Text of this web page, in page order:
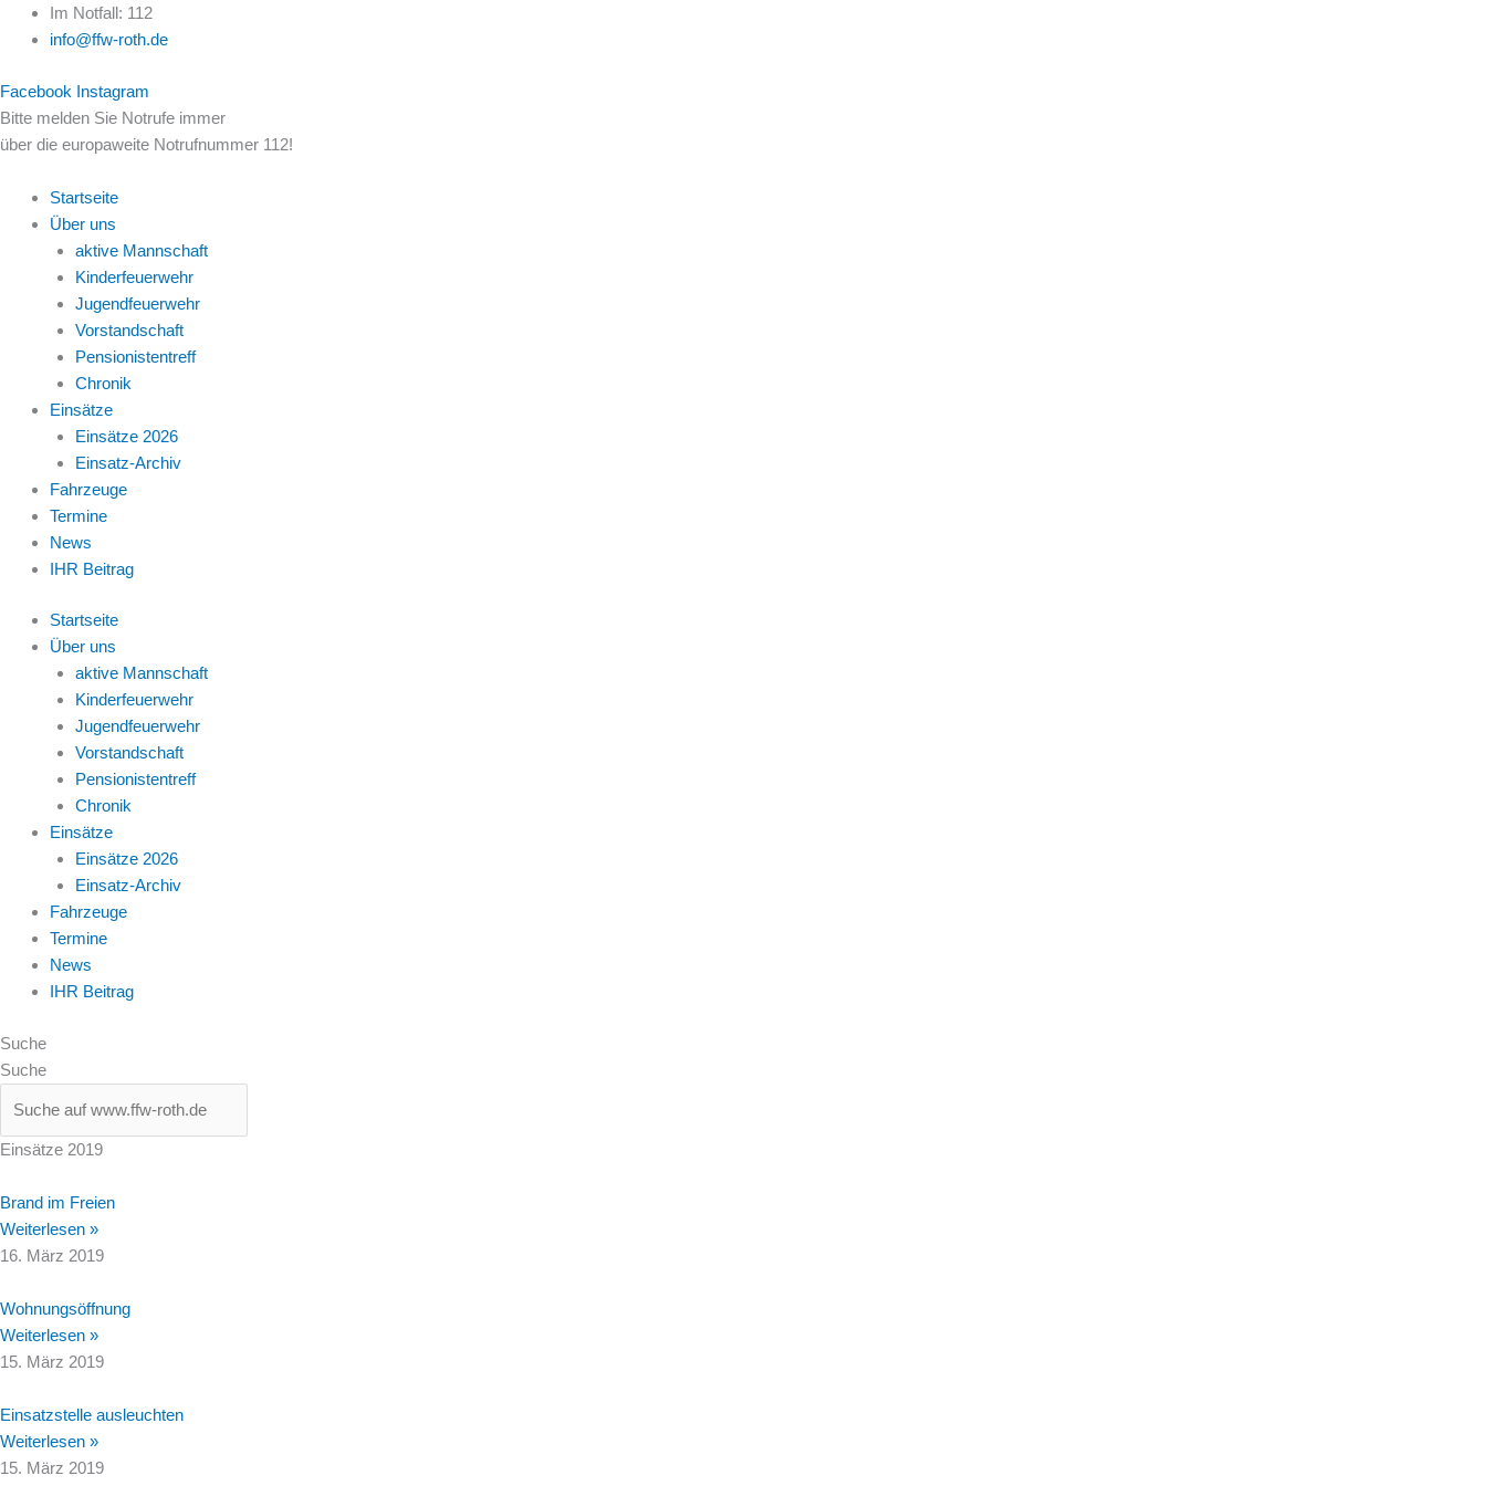
Inhalt
Im Notfall: 112
info@ffw-roth.de
Facebook Instagram
Bitte melden Sie Notrufe immer
über die europaweite Notrufnummer 112!
Startseite
Über uns
aktive Mannschaft
Kinderfeuerwehr
Jugendfeuerwehr
Vorstandschaft
Pensionistentreff
Chronik
Einsätze
Einsätze 2026
Einsatz-Archiv
Fahrzeuge
Termine
News
IHR Beitrag
Startseite
Über uns
aktive Mannschaft
Kinderfeuerwehr
Jugendfeuerwehr
Vorstandschaft
Pensionistentreff
Chronik
Einsätze
Einsätze 2026
Einsatz-Archiv
Fahrzeuge
Termine
News
IHR Beitrag
Suche
Suche
Einsätze 2019
Brand im Freien
Weiterlesen »
16. März 2019
Wohnungsöffnung
Weiterlesen »
15. März 2019
Einsatzstelle ausleuchten
Weiterlesen »
15. März 2019